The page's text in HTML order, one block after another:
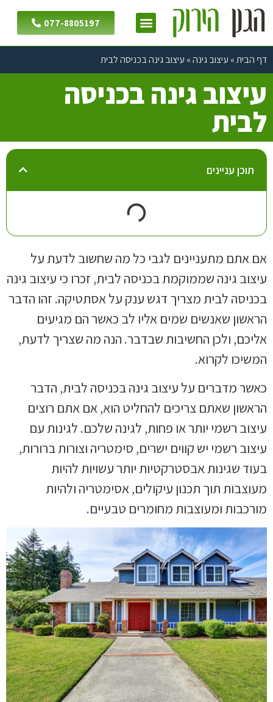
077-8805197
דף הבית» עיצוב גינה» עיצוב גינה בכניסה לבית
עיצוב גינה בכניסה
לבית
תוכן עניינים
אם אתם מתעניינים לגבי כל מה שחשוב לדעת על
עיצוב גינה שממוקמת בכניסה לבית, זכרו כי עיצוב גינה
בכניסה לבית מצריך דגש ענק על אסתטיקה. זהו הדבר
הראשון שאנשים שמים אליו לב כאשר הם מגיעים
אליכם, ולכן החשיבות שבדבר. הנה מה שצריך לדעת,
המשיכו לקרוא.
כאשר מדברים על עיצוב גינה בכניסה לבית, הדבר
הראשון שאתם צריכים להחליט הוא, אם אתם רוצים
עיצוב רשמי יותר או פחות, לגינה שלכם. לגינות עם
עיצוב רשמי יש קווים ישרים, סימטריה וצורות ברורות,
בעוד שגינות אבסטרקטיות יותר עשויות להיות
מעוצבות תוך תכנון עיקולים, אסימטריה ולהיות
מורכבות ומעוצבות מחומרים טבעיים.